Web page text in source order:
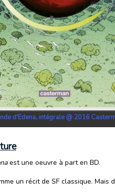
d'Edena, intégrale @ 2016
est une oeuvre à part en BD.
un récit de SF classique.